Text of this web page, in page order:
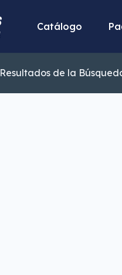
Catálogo
Resultados de la